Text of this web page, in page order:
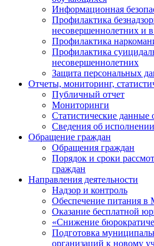
Информационная
Профилактика
несовершеннолетних и
Профилактика
Профилактика
несовершеннолетних
Защита персональных
Отчеты, мониторинг,
Публичный отчет
Мониторинги
Статистические данные
Сведения об
Обращение граждан
Обращения граждан
Порядок и сроки
граждан
Направления деятельности
Надзор и контроль
Обеспечение питания
Оказание бесплатной
«Снижение
Подготовка
организаций к новому